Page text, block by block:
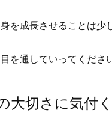
を成長させることは
を通していってくださ
大切さに気付